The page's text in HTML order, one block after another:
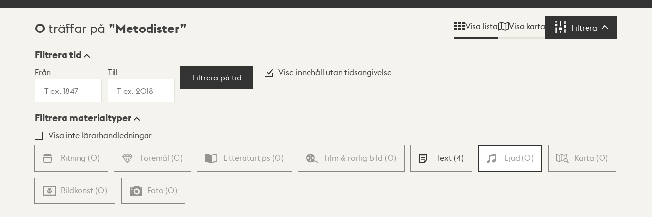
Sökresultat
0 träffar på Metodister Visa lista Visa karta Filtrera Filtrera
Visningsläge
Lista Karta
Filtrera tid
Från Till
Filtrera på tid
Visa innehåll utan tidsangivelse
Filtrera materialtyper
Visa inte lärarhandledningar
Ritning (0) Föremål (0) Litteraturtips (0) Film & rörlig bild (0) Text (4) Ljud (0) Karta (0)
Bildkonst (0) Foto (0)